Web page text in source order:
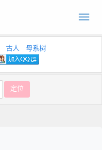
Toggle
古人
母系树